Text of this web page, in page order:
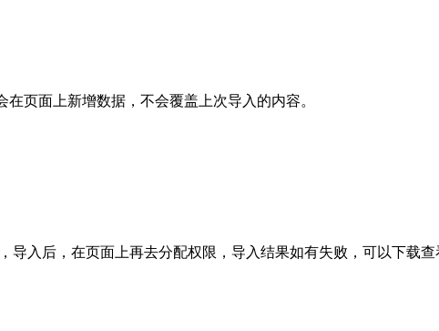
页面上新增数据，不会覆盖上次导入的内容。
导入后，在页面上再去分配权限，导入结果如有失败，可以下载